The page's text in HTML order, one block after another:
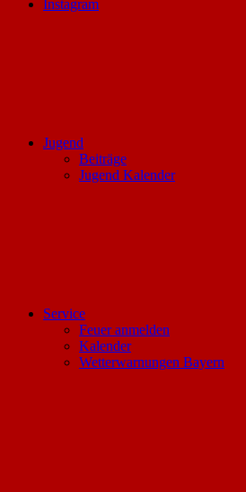
Instagram
Jugend
Beiträge
Jugend Kalender
Service
Feuer anmelden
Kalender
Wetterwarnungen Bayern